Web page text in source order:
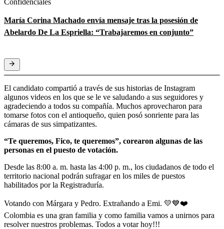
María Corina Machado envía mensaje tras la posesión de
Abelardo De La Espriella: “Trabajaremos en conjunto”
El candidato compartió a través de sus historias de Instagram
algunos videos en los que se le ve saludando a sus seguidores y
agradeciendo a todos su compañía. Muchos aprovecharon para
tomarse fotos con el antioqueño, quien posó sonriente para las
cámaras de sus simpatizantes.
“Te queremos, Fico, te queremos”, corearon algunas de las
personas en el puesto de votación.
Desde las 8:00 a. m. hasta las 4:00 p. m., los ciudadanos de todo el
territorio nacional podrán sufragar en los miles de puestos
habilitados por la Registraduría.
Votando con Márgara y Pedro. Extrañando a Emi. 💛💙❤️
Colombia es una gran familia y como familia vamos a unirnos para
resolver nuestros problemas. Todos a votar hoy!!!